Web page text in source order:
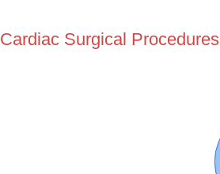
Cardiac Surgical Procedures